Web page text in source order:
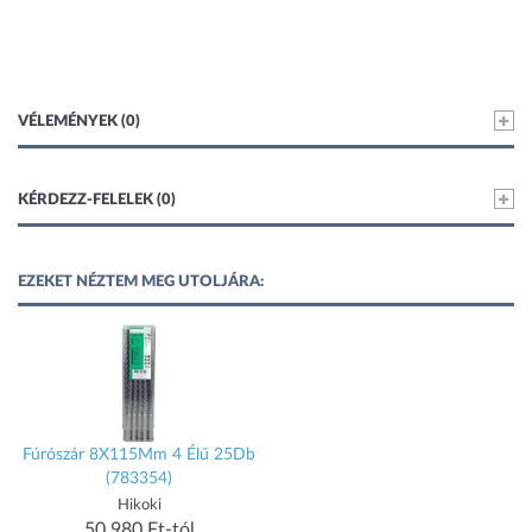
VÉLEMÉNYEK (0)
KÉRDEZZ-FELELEK (0)
EZEKET NÉZTEM MEG UTOLJÁRA:
Fúrószár 8X115Mm 4 Élű 25Db
(783354)
Hikoki